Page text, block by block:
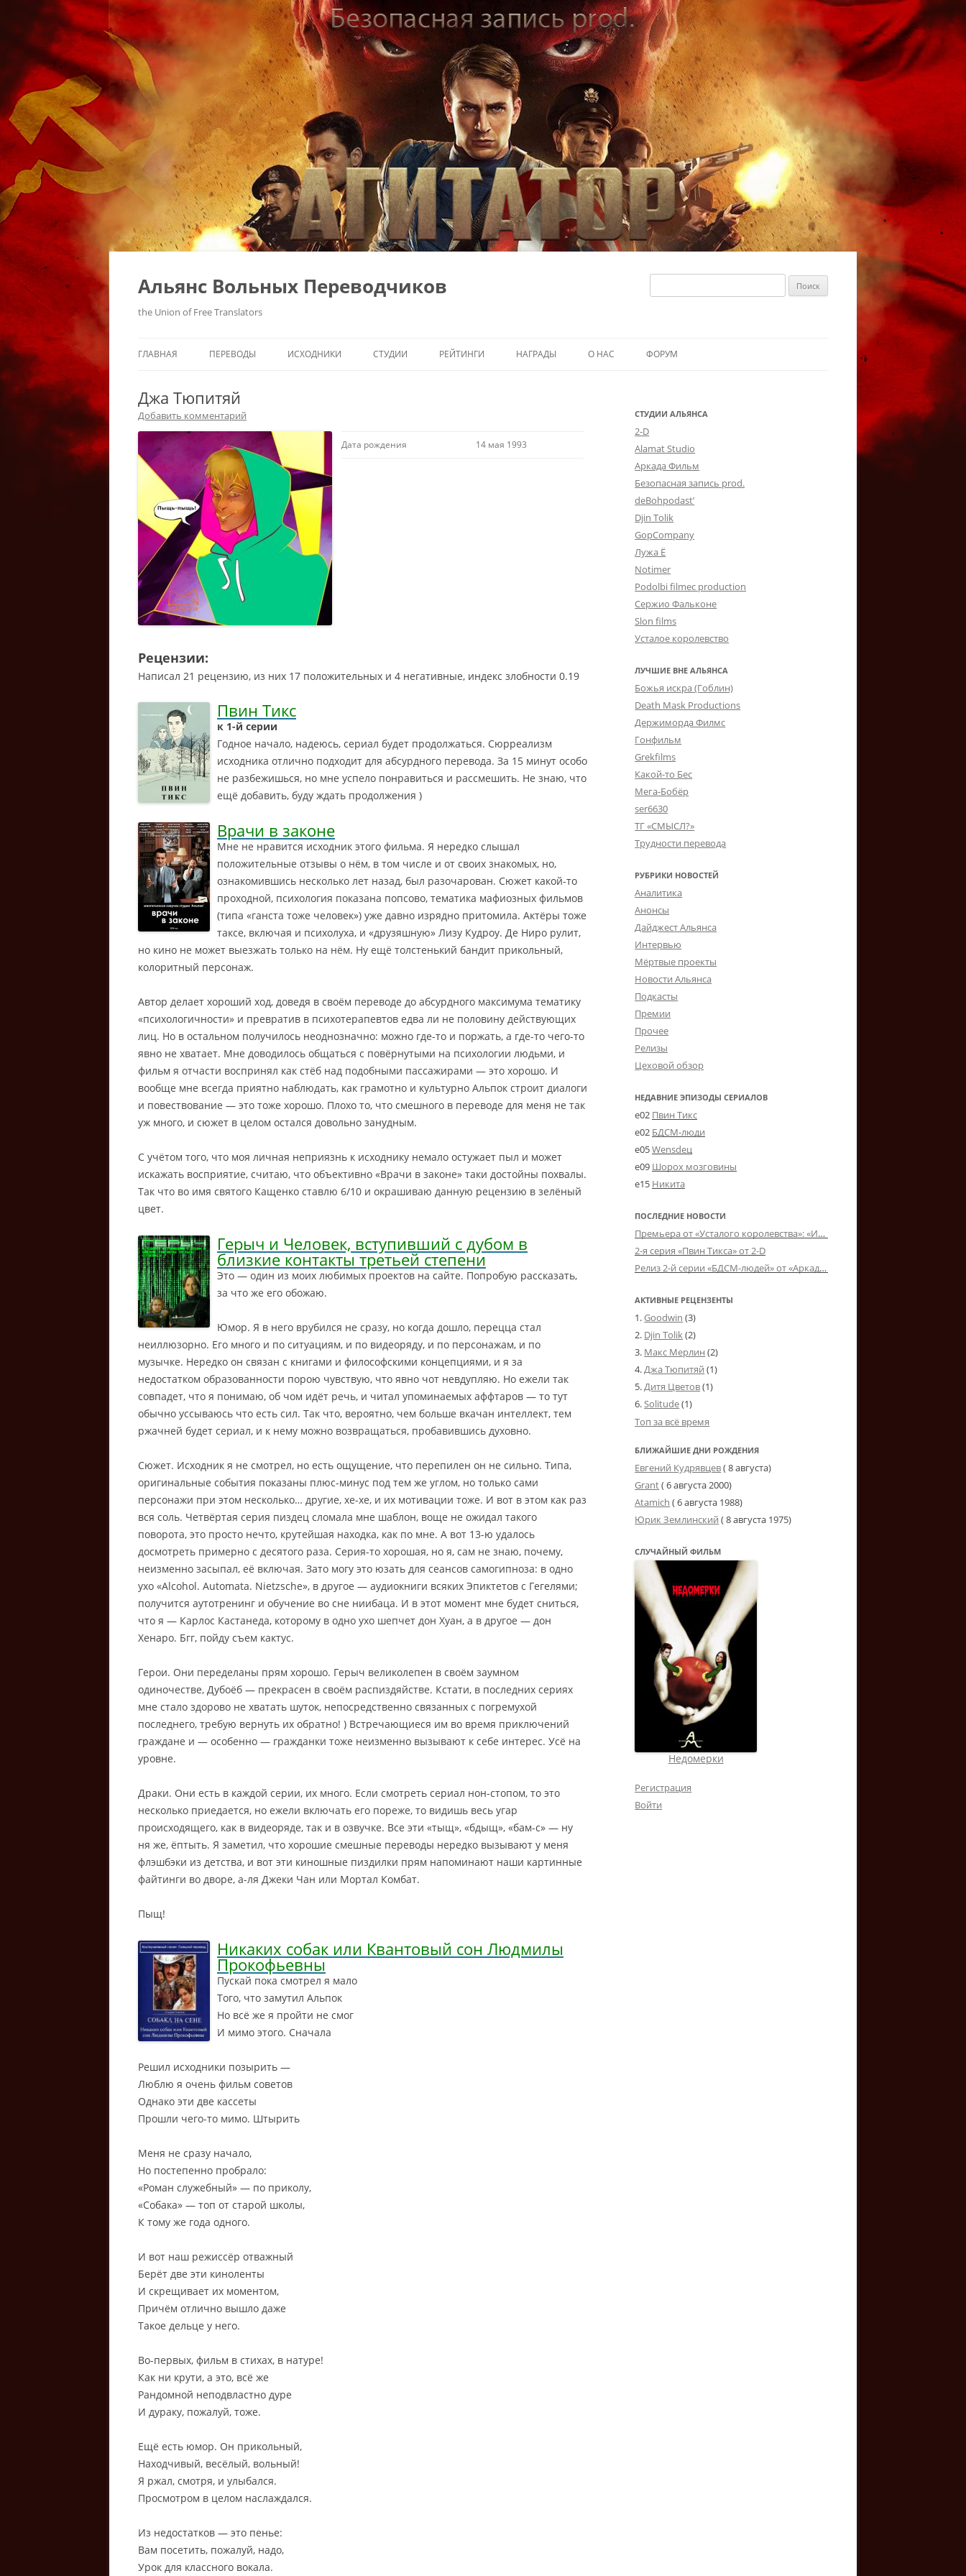
Альянс Вольных Переводчиков
the Union of Free Translators
Найти:
ГЛАВНАЯ ПЕРЕВОДЫ ИСХОДНИКИ СТУДИИ РЕЙТИНГИ НАГРАДЫ О НАС
ВСТУПЛЕНИЕ В АЛЬЯНС
ИСТОРИЯ АЛЬЯНСА
ФОРУМ
Джа Тюпитяй
Добавить комментарий
Дата рождения 14 мая 1993
Рецензии:
Написал 21 рецензию, из них 17 положительных и 4 негативные, индекс злобности 0.19
Пвин Тикс
к 1-й серии
Годное начало, надеюсь, сериал будет продолжаться. Сюрреализм
исходника отлично подходит для абсурдного перевода. За 15 минут особо
не разбежишься, но мне успело понравиться и рассмешить. Не знаю, что
ещё добавить, буду ждать продолжения )
Врачи в законе
Мне не нравится исходник этого фильма. Я нередко слышал
положительные отзывы о нём, в том числе и от своих знакомых, но,
ознакомившись несколько лет назад, был разочарован. Сюжет какой-то
проходной, психология показана попсово, тематика мафиозных фильмов
(типа «ганста тоже человек») уже давно изрядно притомила. Актёры тоже
таксе, включая и психолуха, и «друзяшную» Лизу Кудроу. Де Ниро рулит,
но кино не может выезжать только на нём. Ну ещё толстенький бандит прикольный,
колоритный персонаж.
Автор делает хороший ход, доведя в своём переводе до абсурдного максимума тематику
«психологичности» и превратив в психотерапевтов едва ли не половину действующих
лиц. Но в остальном получилось неоднозначно: можно где-то и поржать, а где-то чего-то
явно не хватает. Мне доводилось общаться с повёрнутыми на психологии людьми, и
фильм я отчасти воспринял как стёб над подобными пассажирами — это хорошо. И
вообще мне всегда приятно наблюдать, как грамотно и культурно Альпок строит диалоги
и повествование — это тоже хорошо. Плохо то, что смешного в переводе для меня не так
уж много, и сюжет в целом остался довольно занудным.
С учётом того, что моя личная неприязнь к исходнику немало остужает пыл и может
искажать восприятие, считаю, что объективно «Врачи в законе» таки достойны похвалы.
Так что во имя святого Кащенко ставлю 6/10 и окрашиваю данную рецензию в зелёный
цвет.
Герыч и Человек, вступивший с дубом в
близкие контакты третьей степени
Это — один из моих любимых проектов на сайте. Попробую рассказать,
за что же его обожаю.
Юмор. Я в него врубился не сразу, но когда дошло, перецца стал
неиллюзорно. Его много и по ситуациям, и по видеоряду, и по персонажам, и по
музычке. Нередко он связан с книгами и философскими концепциями, и я за
недостатком образованности порою чувствую, что явно чот невдупляю. Но ежели так
совпадет, что я понимаю, об чом идёт речь, и читал упоминаемых аффтаров — то тут
обычно уссываюсь что есть сил. Так что, вероятно, чем больше вкачан интеллект, тем
ржачней будет сериал, и к нему можно возвращаться, пробавившись духовно.
Сюжет. Исходник я не смотрел, но есть ощущение, что перепилен он не сильно. Типа,
оригинальные события показаны плюс-минус под тем же углом, но только сами
персонажи при этом несколько… другие, хе-хе, и их мотивации тоже. И вот в этом как раз
вся соль. Четвёртая серия пиздец сломала мне шаблон, воще не ожидал такого
поворота, это просто нечто, крутейшая находка, как по мне. А вот 13-ю удалось
досмотреть примерно с десятого раза. Серия-то хорошая, но я, сам не знаю, почему,
неизменно засыпал, её включая. Зато могу это юзать для сеансов самогипноза: в одно
ухо «Alcohol. Automata. Nietzsche», в другое — аудиокниги всяких Эпиктетов с Гегелями;
получится аутотренинг и обучение во сне ниибаца. И в этот момент мне будет сниться,
что я — Карлос Кастанеда, которому в одно ухо шепчет дон Хуан, а в другое — дон
Хенаро. Бгг, пойду съем кактус.
Герои. Они переделаны прям хорошо. Герыч великолепен в своём заумном
одиночестве, Дубоёб — прекрасен в своём распиздяйстве. Кстати, в последних сериях
мне стало здорово не хватать шуток, непосредственно связанных с погремухой
последнего, требую вернуть их обратно! ) Встречающиеся им во время приключений
граждане и — особенно — гражданки тоже неизменно вызывают к себе интерес. Усё на
уровне.
Драки. Они есть в каждой серии, их много. Если смотреть сериал нон-стопом, то это
несколько приедается, но ежели включать его пореже, то видишь весь угар
происходящего, как в видеоряде, так и в озвучке. Все эти «тыщ», «бдыщ», «бам-с» — ну
ня же, ёптыть. Я заметил, что хорошие смешные переводы нередко вызывают у меня
флэшбэки из детства, и вот эти киношные пиздилки прям напоминают наши картинные
файтинги во дворе, а-ля Джеки Чан или Мортал Комбат.
Пыщ!
Никаких собак или Квантовый сон Людмилы
Прокофьевны
Пускай пока смотрел я мало
Того, что замутил Альпок
Но всё же я пройти не смог
И мимо этого. Сначала
Решил исходники позырить —
Люблю я очень фильм советов
Однако эти две кассеты
Прошли чего-то мимо. Штырить
Меня не сразу начало,
Но постепенно пробрало:
«Роман служебный» — по приколу,
«Собака» — топ от старой школы,
К тому же года одного.
И вот наш режиссёр отважный
Берёт две эти киноленты
И скрещивает их моментом,
Причём отлично вышло даже
Такое дельце у него.
Во-первых, фильм в стихах, в натуре!
Как ни крути, а это, всё же
Рандомной неподвластно дуре
И дураку, пожалуй, тоже.
Ещё есть юмор. Он прикольный,
Находчивый, весёлый, вольный!
Я ржал, смотря, и улыбался.
Просмотром в целом наслаждался.
Из недостатков — это пенье:
Вам посетить, пожалуй, надо,
Урок для классного вокала.
СТУДИИ АЛЬЯНСА
2-D
Alamat Studio
Аркада Фильм
Безопасная запись prod.
deBohpodast’
Djin Tolik
GopCompany
Лужа Ё
Notimer
Podolbi filmec production
Сержио Фальконе
Slon films
Усталое королевство
ЛУЧШИЕ ВНЕ АЛЬЯНСА
Божья искра (Гоблин)
Death Mask Productions
Держиморда Филмс
Гонфильм
Grekfilms
Какой-то Бес
Мега-Бобёр
ser6630
ТГ «СМЫСЛ?»
Трудности перевода
РУБРИКИ НОВОСТЕЙ
Аналитика
Анонсы
Дайджест Альянса
Интервью
Мёртвые проекты
Новости Альянса
Подкасты
Премии
Прочее
Релизы
Цеховой обзор
НЕДАВНИЕ ЭПИЗОДЫ СЕРИАЛОВ
e02 Пвин Тикс
e02 БДСМ-люди
e05Wensdeц
e09 Шорох мозговины
e15 Никита
ПОСЛЕДНИЕ НОВОСТИ
Премьера от «Усталого королевства»: «Игорь начал»
2-я серия «Пвин Тикса» от 2-D
Релиз 2-й серии «БДСМ-людей» от «Аркада Фильм»
АКТИВНЫЕ РЕЦЕНЗЕНТЫ
Goodwin (3)
Djin Tolik(2)
Макс Мерлин (2)
Джа Тюпитяй (1)
Дитя Цветов(1)
Solitude(1)
Топ за всё время
БЛИЖАЙШИЕ ДНИ РОЖДЕНИЯ
Евгений Кудрявцев( 8 августа)
Grant(6 августа 2000)
Atamich (6 августа 1988)
Юрик Землинский (8 августа 1975)
СЛУЧАЙНЫЙ ФИЛЬМ
Недомерки
Регистрация
Войти